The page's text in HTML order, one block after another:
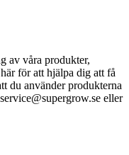
av våra produkter,
för att hjälpa dig att få
du använder produkterna
eller